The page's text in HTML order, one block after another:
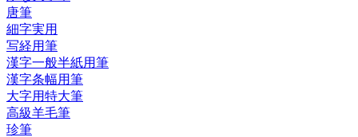
唐筆
細字実用
写経用筆
漢字一般半紙用筆
漢字条幅用筆
大字用特大筆
高級羊毛筆
珍筆